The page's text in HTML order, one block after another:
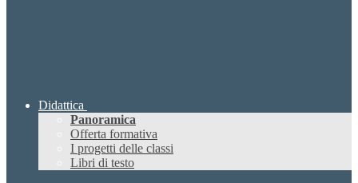
Didattica
Panoramica
Offerta formativa
I progetti delle classi
Libri di testo